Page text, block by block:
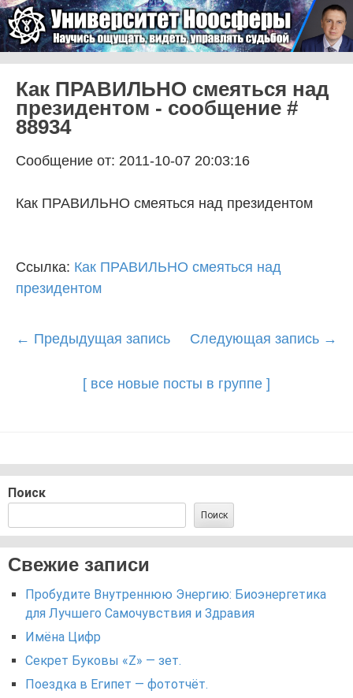
Университет Ноосферы
Как ПРАВИЛЬНО смеяться над
президентом - сообщение #
88934
Сообщение от: 2011-10-07 20:03:16
Как ПРАВИЛЬНО смеяться над президентом
Ссылка: Как ПРАВИЛЬНО смеяться над
президентом
Post
← Предыдущая запись Следующая запись →
[ все новые посты в группе ]
Поиск
Поиск
Свежие записи
Пробудите Внутреннюю Энергию: Биоэнергетика
для Лучшего Самочувствия и Здравия
Имёна Цифр
Секрет Буковы «Z» — зет.
Поездка в Египет — фототчёт.